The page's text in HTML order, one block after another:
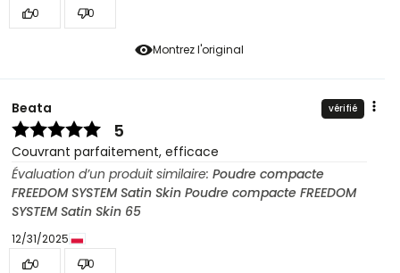
Montrez l'original
0 0
Beata vérifié
5
Couvrant parfaitement, efficace
Évaluation d’un produit similaire: Poudre compacte
FREEDOM SYSTEM Satin Skin Poudre compacte FREEDOM
SYSTEM Satin Skin 65
12/31/2025
0
0